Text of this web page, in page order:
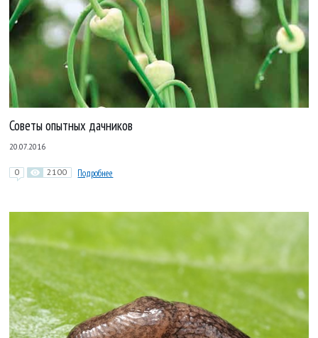
Советы опытных дачников
20.07.2016
0 2100 Подробнее